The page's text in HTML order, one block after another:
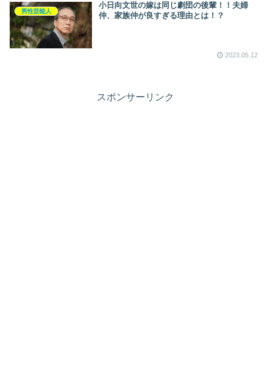
男性芸能人
小日向文世の嫁は同じ劇団の後輩！！夫婦
仲、家族仲が良すぎる理由とは！？
2023.05.12
スポンサーリンク